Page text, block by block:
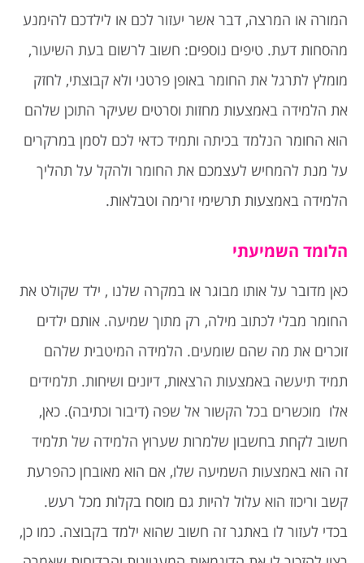
המורה או המרצה, דבר אשר יעזור לכם או לילדכם להימנע
מהסחות דעת. טיפים נוספים: חשוב לרשום בעת השיעור,
מומלץ לתרגל את החומר באופן פרטני ולא קבוצתי, לחזק
את הלמידה באמצעות מחזות וסרטים שעיקר התוכן שלהם
הוא החומר הנלמד בכיתה ותמיד כדאי לכם לסמן במרקרים
על מנת להמחיש לעצמכם את החומר ולהקל על תהליך
הלמידה באמצעות תרשימי זרימה וטבלאות.
הלומד השמיעתי
כאן מדובר על אותו מבוגר או במקרה שלנו , ילד שקולט את
החומר מבלי לכתוב מילה, רק מתוך שמיעה. אותם ילדים
זוכרים את מה שהם שומעים. הלמידה המיטבית שלהם
תמיד תיעשה באמצעות הרצאות, דיונים ושיחות. תלמידים
אלו מוכשרים בכל הקשור אל שפה (דיבור וכתיבה). כאן,
חשוב לקחת בחשבון שלמרות שערוץ הלמידה של תלמיד
זה הוא באמצעות השמיעה שלו, אם הוא מאובחן כהפרעת
קשב וריכוז הוא עלול להיות גם מוסח בקלות מכל רעש.
בכדי לעזור לו באתגר זה חשוב שהוא ילמד בקבוצה. כמו כן,